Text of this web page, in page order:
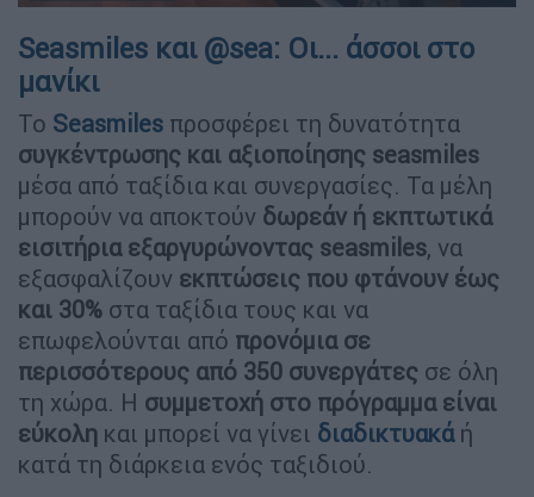
Seasmiles και @sea: Οι... άσσοι στο
μανίκι
Το Seasmiles προσφέρει τη δυνατότητα
συγκέντρωσης και αξιοποίησης seasmiles
μέσα από ταξίδια και συνεργασίες. Τα μέλη
μπορούν να αποκτούν δωρεάν ή εκπτωτικά
εισιτήρια εξαργυρώνοντας seasmiles, να
εξασφαλίζουν εκπτώσεις που φτάνουν έως
και 30% στα ταξίδια τους και να
επωφελούνται από προνόμια σε
περισσότερους από 350 συνεργάτες σε όλη
τη χώρα. Η συμμετοχή στο πρόγραμμα είναι
εύκολη και μπορεί να γίνει διαδικτυακάή
κατά τη διάρκεια ενός ταξιδιού.